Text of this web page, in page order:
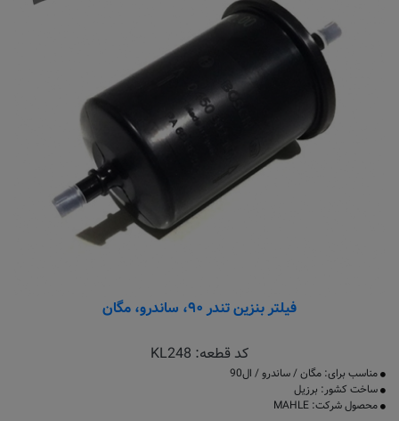
فیلتر بنزین تندر ۹۰، ساندرو، مگان
کد قطعه: KL248
مناسب برای: مگان / ساندرو / ال90
ساخت کشور: برزیل
محصول شرکت: MAHLE